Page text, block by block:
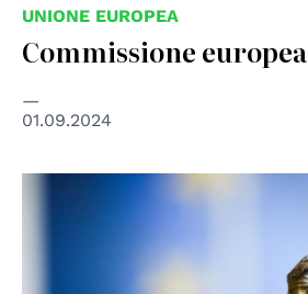
UNIONE EUROPEA
Commissione europea
01.09.2024
© European Commission